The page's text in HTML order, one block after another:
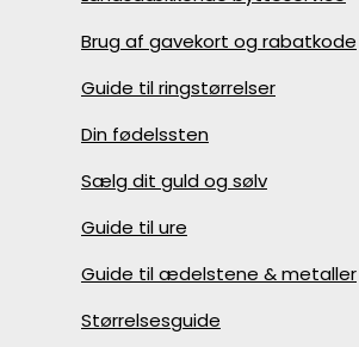
Brug af gavekort og rabatkode
Guide til ringstørrelser
Din fødelssten
Sælg dit guld og sølv
Guide til ure
Guide til ædelstene & metaller
Størrelsesguide